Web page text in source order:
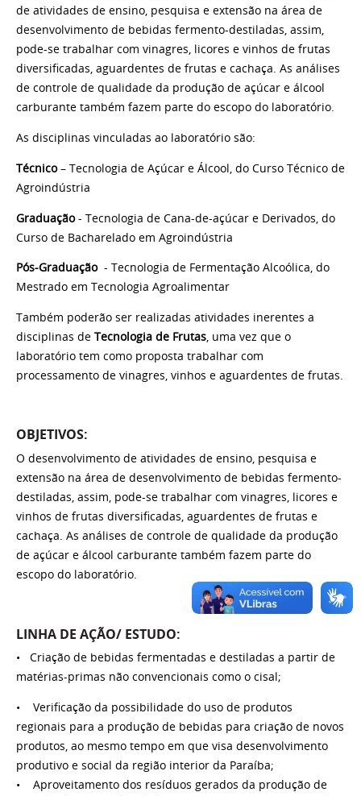
de atividades de ensino, pesquisa e extensão na área de
desenvolvimento de bebidas fermento-destiladas, assim,
pode-se trabalhar com vinagres, licores e vinhos de frutas
diversificadas, aguardentes de frutas e cachaça. As análises
de controle de qualidade da produção de açúcar e álcool
carburante também fazem parte do escopo do laboratório.
As disciplinas vinculadas ao laboratório são:
Técnico– Tecnologia de Açúcar e Álcool, do Curso Técnico de
Agroindústria
Graduação- Tecnologia de Cana-de-açúcar e Derivados, do
Curso de Bacharelado em Agroindústria
Pós-Graduação- Tecnologia de Fermentação Alcoólica, do
Mestrado em Tecnologia Agroalimentar
Também poderão ser realizadas atividades inerentes a
disciplinas de Tecnologia de Frutas, uma vez que o
laboratório tem como proposta trabalhar com
processamento de vinagres, vinhos e aguardentes de frutas.
OBJETIVOS:
O desenvolvimento de atividades de ensino, pesquisa e
extensão na área de desenvolvimento de bebidas fermento-
destiladas, assim, pode-se trabalhar com vinagres, licores e
vinhos de frutas diversificadas, aguardentes de frutas e
cachaça. As análises de controle de qualidade da produção
de açúcar e álcool carburante também fazem parte do
escopo do laboratório.
LINHA DE AÇÃO/ ESTUDO:
• Criação de bebidas fermentadas e destiladas a partir de
matérias-primas não convencionais como o cisal;
• Verificação da possibilidade do uso de produtos
regionais para a produção de bebidas para criação de novos
produtos, ao mesmo tempo em que visa desenvolvimento
produtivo e social da região interior da Paraíba;
• Aproveitamento dos resíduos gerados da produção de